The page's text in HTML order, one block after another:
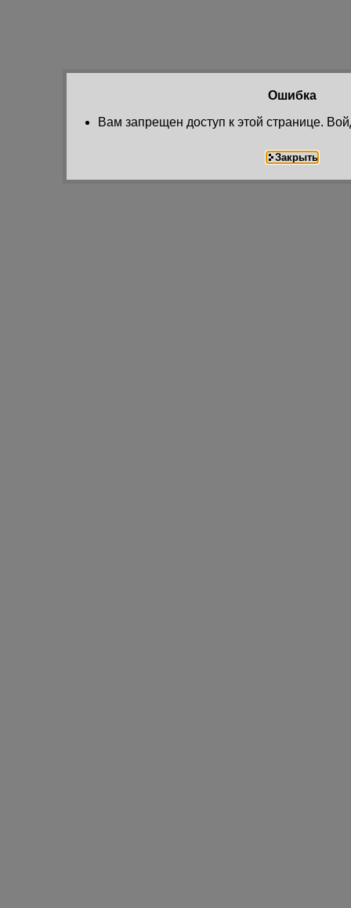
Ошибка
Вам запрещен доступ к этой странице.